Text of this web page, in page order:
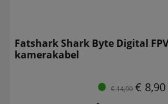
Fatshark Shark Byte Digital
kamerakabel
€ 14,90 €